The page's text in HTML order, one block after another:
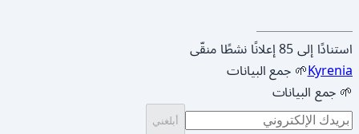
استنادًا إلى 85 إعلانًا نشطًا منقّى
Kyrenia🌱 جمع البيانات
🌱 جمع البيانات
أبلغني